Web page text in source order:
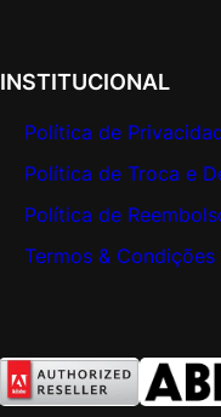
INSTITUCIONAL
Política de
Política de Troca e
Política de
Termos & Condições